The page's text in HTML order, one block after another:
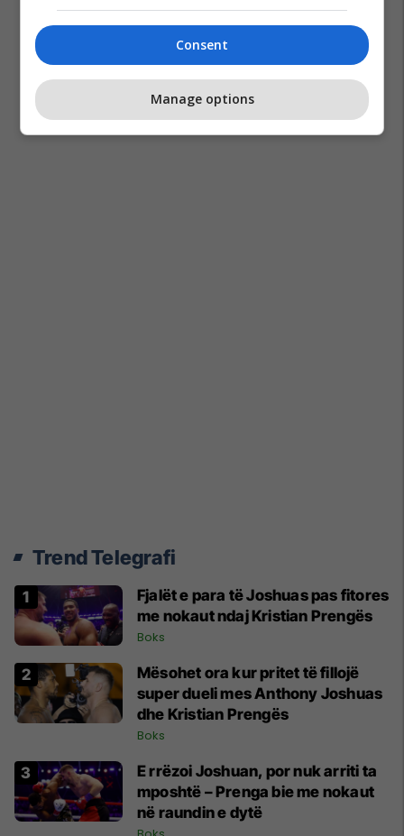
Trend Telegrafi
Fjalët e para të Joshuas pas fitores
me nokaut ndaj Kristian Prengës
Boks
Mësohet ora kur pritet të fillojë
super dueli mes Anthony Joshuas
dhe Kristian Prengës
Boks
E rrëzoi Joshuan, por nuk arriti ta
mposhtë – Prenga bie me nokaut
në raundin e dytë
Consent
Manage options